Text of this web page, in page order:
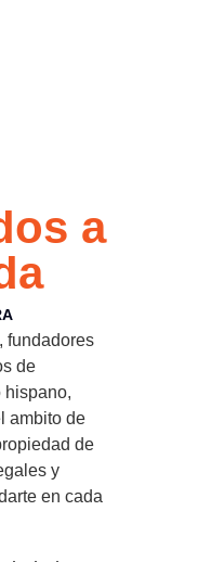
a
fundadores
de
hispano,
ambito de
de
y
en cada